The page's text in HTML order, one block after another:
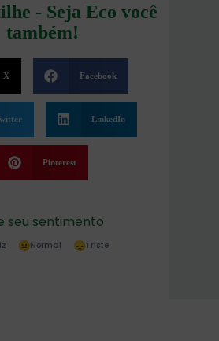
- Seja Eco você
também!
X Facebook
LinkedIn
Pinterest
seu sentimento
Normal Triste